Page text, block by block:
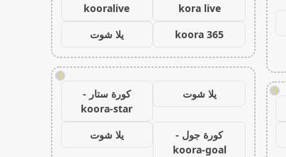
!
kora live
kooralive
koora 365
يلا شوت
!
يلا شوت
كورة ستار -
koora-star
كورة جول -
koora-goal
يلا شوت